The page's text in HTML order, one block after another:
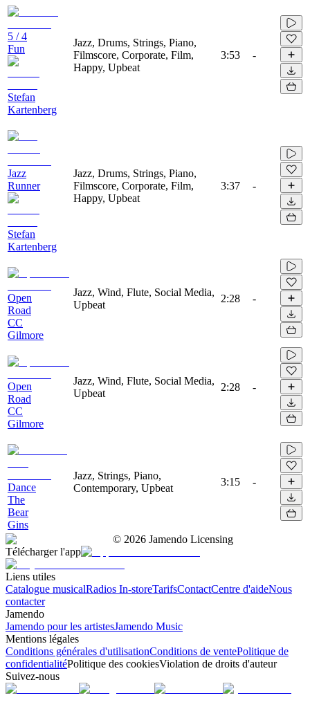
5 / 4
Fun
Stefan
Kartenberg
Jazz, Drums, Strings, Piano,
Filmscore, Corporate, Film,
Happy, Upbeat
3:53 -
Jazz
Runner
Stefan
Kartenberg
Jazz, Drums, Strings, Piano,
Filmscore, Corporate, Film,
Happy, Upbeat
3:37 -
Open
Road
CC
Gilmore
Jazz, Wind, Flute, Social Media,
Upbeat
2:28 -
Open
Road
CC
Gilmore
Jazz, Wind, Flute, Social Media,
Upbeat
2:28 -
Dance
The
Bear
Gins
Jazz, Strings, Piano,
Contemporary, Upbeat
3:15 -
© 2026 Jamendo Licensing
Télécharger l'app
Liens utiles
Catalogue musicalRadios In-storeTarifsContactCentre d'aideNous
contacter
Jamendo
Jamendo pour les artistesJamendo Music
Mentions légales
Conditions générales d'utilisationConditions de ventePolitique de
confidentialitéPolitique des cookiesViolation de droits d'auteur
Suivez-nous